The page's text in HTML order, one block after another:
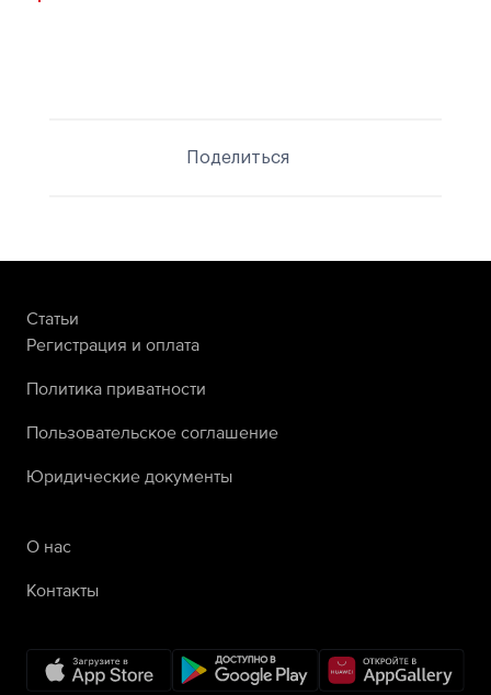
Поделиться
Статьи
Регистрация и оплата
Политика приватности
Пользовательское соглашение
Юридические документы
О нас
Контакты